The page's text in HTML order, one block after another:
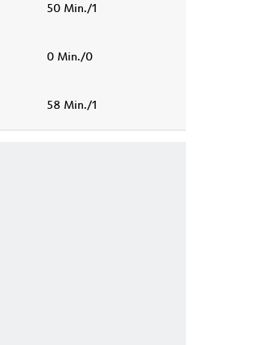
50 Min./1
0 Min./0
58 Min./1